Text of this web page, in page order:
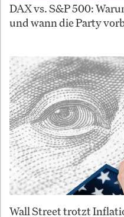
DAX vs. S&P 500:
und wann die Party
Wall Street trotzt